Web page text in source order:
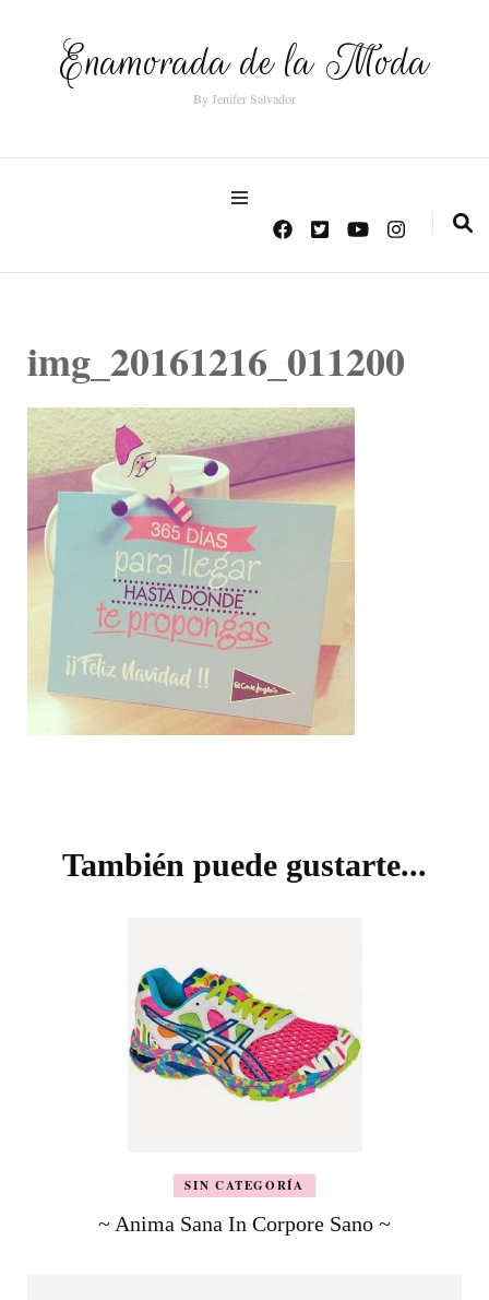
Enamorada de la Moda
By Jenifer Salvador
img_20161216_011200
entradas
También puede gustarte...
SIN CATEGORÍA
~ Anima Sana In Corpore Sano ~